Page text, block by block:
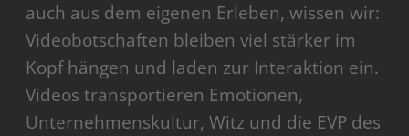
powered byUsercentrics Consent Management
Platform
auch aus dem eigenen Erleben, wissen wir:
Videobotschaften bleiben viel stärker im
Kopf hängen und laden zur Interaktion ein.
Videos transportieren Emotionen,
Unternehmenskultur, Witz und die EVP des